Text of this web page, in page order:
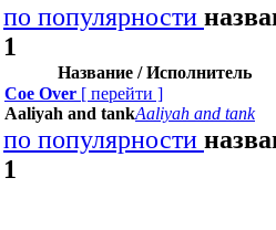
по популярности
1
Название / Исполнитель
Coe Over [ перейти ]
Aaliyah and tankAaliyah and tank
по популярности
1